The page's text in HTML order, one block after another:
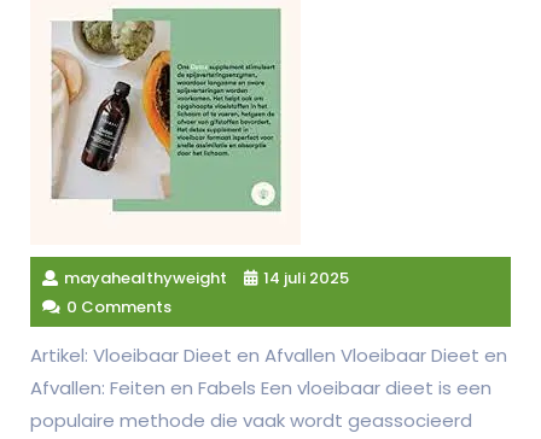
mayahealthyweight
14 juli 2025
0 Comments
Artikel: Vloeibaar Dieet en Afvallen Vloeibaar Dieet en
Afvallen: Feiten en Fabels Een vloeibaar dieet is een
populaire methode die vaak wordt geassocieerd